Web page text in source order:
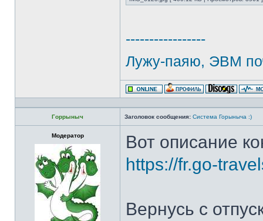
-----------------
Лужу-паяю, ЭВМ
Горрыныч Заголовок сообщения: Система Горыныча :)
Модератор
Вот описание
https://fr.go-
Вернусь с